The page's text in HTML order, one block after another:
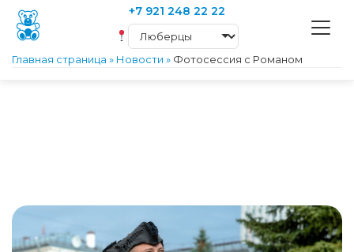
+7 921 248 22 22
Главная страница » Новости » Фотосессия с Романом